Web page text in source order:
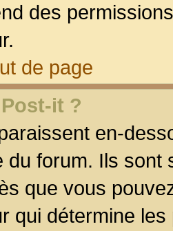
des
de page
it ?
en-
du forum. Ils
que vous
qui détermine